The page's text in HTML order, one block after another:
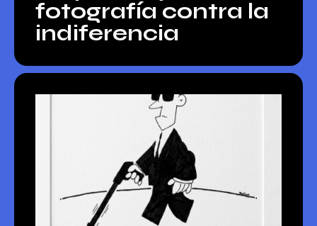
fotografía contra la
indiferencia